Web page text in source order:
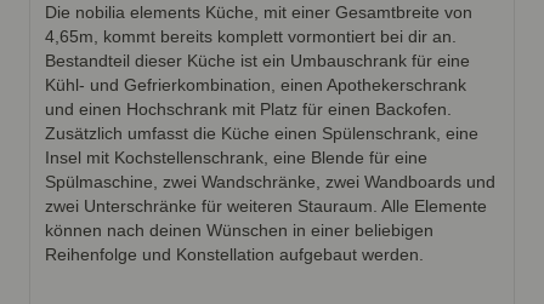
Die nobilia elements Küche, mit einer Gesamtbreite von
4,65m, kommt bereits komplett vormontiert bei dir an.
Bestandteil dieser Küche ist ein Umbauschrank für eine
Kühl- und Gefrierkombination, einen Apothekerschrank
und einen Hochschrank mit Platz für einen Backofen.
Zusätzlich umfasst die Küche einen Spülenschrank, eine
Insel mit Kochstellenschrank, eine Blende für eine
Spülmaschine, zwei Wandschränke, zwei Wandboards und
zwei Unterschränke für weiteren Stauraum. Alle Elemente
können nach deinen Wünschen in einer beliebigen
Reihenfolge und Konstellation aufgebaut werden.